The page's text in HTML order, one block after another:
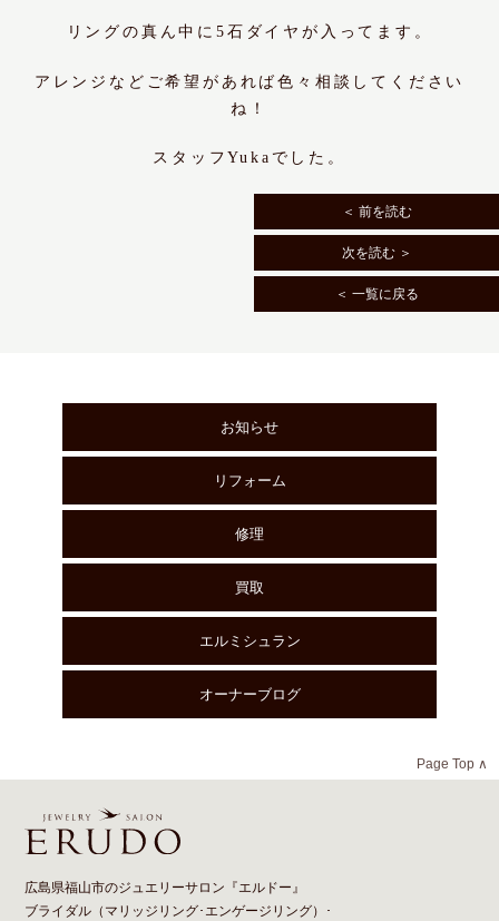
リングの真ん中に5石ダイヤが入ってます。
アレンジなどご希望があれば色々相談してください
ね！
スタッフYukaでした。
＜ 前を読む
次を読む ＞
＜ 一覧に戻る
お知らせ
リフォーム
修理
買取
エルミシュラン
オーナーブログ
Page Top ∧
広島県福山市のジュエリーサロン『エルドー』
ブライダル（ マリッジリング･ エンゲージリング）･